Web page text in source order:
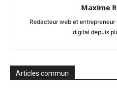
Maxime
Redacteur web et
digital depuis
Articles commun